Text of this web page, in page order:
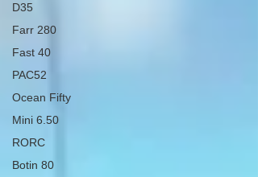
D35
Farr 280
Fast 40
PAC52
Ocean Fifty
Mini 6.50
RORC
Botin 80